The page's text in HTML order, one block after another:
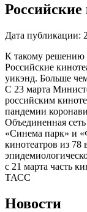
Дата публикации:
К такому решению
Российские
уикэнд. Больше
С 23 марта
российским
пандемии
Объединенная
«Синема парк» и
кинотеатров из 78
с 21 марта часть
ТАСС
Новости